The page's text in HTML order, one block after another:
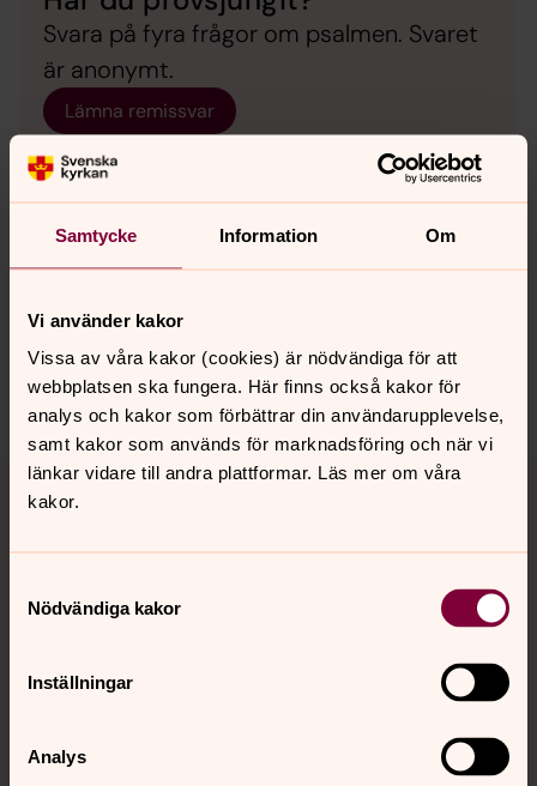
Samtycke Information Om
Vi använder kakor
Vissa av våra kakor (cookies) är nödvändiga för att
webbplatsen ska fungera. Här finns också kakor för
analys och kakor som förbättrar din användarupplevelse,
samt kakor som används för marknadsföring och när vi
länkar vidare till andra plattformar. Läs mer om våra
kakor.
Nödvändiga kakor
Inställningar
Analys
Svara på fyra frågor om psalmen. Svaret
är anonymt.
Lämna remissvar
innehåll?
spanga-kista.forsamling@svenskakyrkan.se
Dela
Tillbaka till toppen
Tillbaka till innehållet
Kalender
Hitta snabbt